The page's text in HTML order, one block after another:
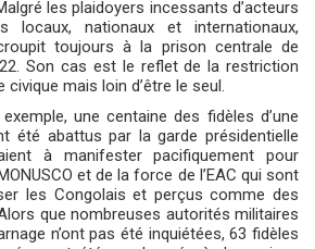
les plaidoyers incessants d’acteurs
locaux, nationaux et internationaux,
toujours à la prison centrale de
Son cas est le reflet de la restriction
civique mais loin d’être le seul.
une centaine des fidèles d’une
été abattus par la garde présidentielle
à manifester pacifiquement pour
et de la force de l’EAC qui sont
les Congolais et perçus comme des
que nombreuses autorités militaires
n’ont pas été inquiétées, 63 fidèles